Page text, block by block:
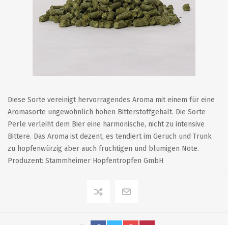
Diese Sorte vereinigt hervorragendes Aroma mit einem für eine
Aromasorte ungewöhnlich hohen Bitterstoffgehalt. Die Sorte
Perle verleiht dem Bier eine harmonische, nicht zu intensive
Bittere. Das Aroma ist dezent, es tendiert im Geruch und Trunk
zu hopfenwürzig aber auch fruchtigen und blumigen Note.
Produzent: Stammheimer Hopfentropfen GmbH